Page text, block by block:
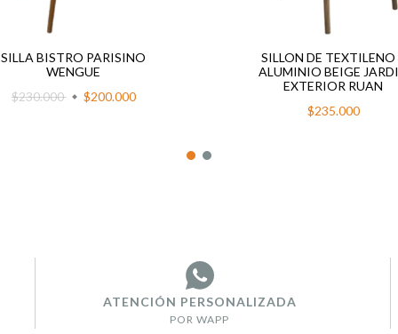
SILLA BISTRO PARISINO
WENGUE
$230.000
$200.000
SILLON DE TEXTILENO
ALUMINIO BEIGE
EXTERIOR RUAN
$235.000
ATENCIÓN PERSONALIZADA
POR WAPP